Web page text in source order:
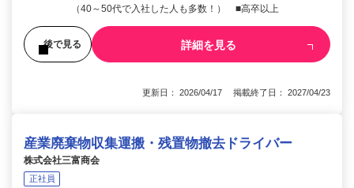
（40～50代で入社した人も多数！） ■高卒以上
後で見る 詳細を見る
更新日： 2026/04/17 掲載終了日： 2027/04/23
産業廃棄物収集運搬・残置物撤去ドライバー
株式会社三富商会
正社員